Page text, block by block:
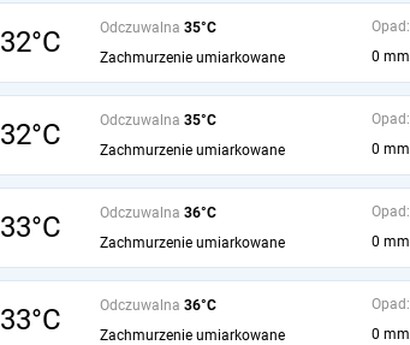
32°C Odczuwalna 35°C
Zachmurzenie umiarkowane
Opad:
0 mm
32°C Odczuwalna 35°C
Zachmurzenie umiarkowane
Opad:
0 mm
33°C Odczuwalna 36°C
Zachmurzenie umiarkowane
Opad:
0 mm
33°C Odczuwalna 36°C
Zachmurzenie umiarkowane
Opad:
0 mm